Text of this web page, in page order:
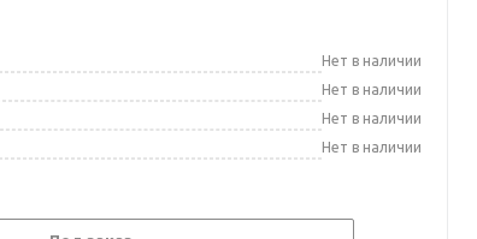
Нет в наличии
Нет в наличии
Нет в наличии
Нет в наличии